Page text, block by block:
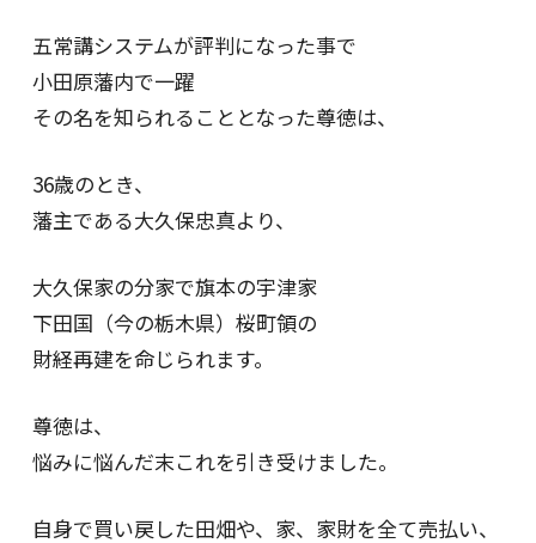
五常講システムが評判になった事で
小田原藩内で一躍
その名を知られることとなった尊徳は、
36歳のとき、
藩主である大久保忠真より、
大久保家の分家で旗本の宇津家
下田国（今の栃木県）桜町領の
財経再建を命じられます。
尊徳は、
悩みに悩んだ末これを引き受けました。
自身で買い戻した田畑や、家、家財を全て売払い、